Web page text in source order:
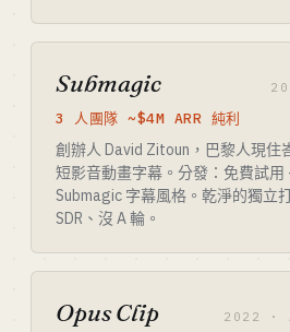
Submagic
3 人團隊 ~$4M ARR 純利
創辦人 David Zitoun，巴黎人現住
短影音動畫字幕。分發：免費試用
Submagic 字幕風格。乾淨的獨立
SDR、沒 A 輪。
Opus Clip 2022 ·